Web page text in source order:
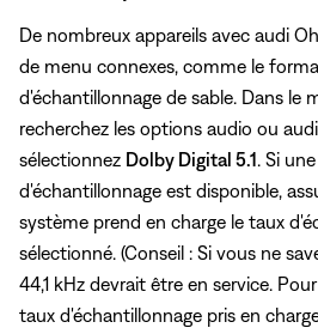
De nombreux appareils avec audi
de menu connexes, comme le
d'échantillonnage de sable. Dans le
recherchez les options audio ou
sélectionnez Dolby Digital 5.1 . Si
d'échantillonnage est disponible,
système prend en charge le taux
sélectionné. (Conseil : Si vous ne
44,1 kHz devrait être en service.
taux d'échantillonnage pris en